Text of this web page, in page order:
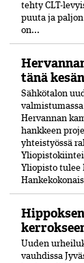
tehty CLT-
puuta ja
on...
tänä
Sähkötalon
Hervannan
hankkeen
yhteistyössä
Yliopisto tulee
Uuden
vauhdissa